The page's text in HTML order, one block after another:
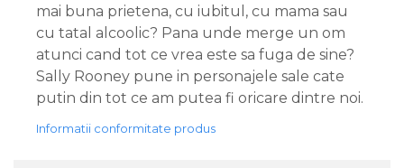
mai buna prietena, cu iubitul, cu mama sau
cu tatal alcoolic? Pana unde merge un om
atunci cand tot ce vrea este sa fuga de sine?
Sally Rooney pune in personajele sale cate
putin din tot ce am putea fi oricare dintre noi.
Informatii conformitate produs